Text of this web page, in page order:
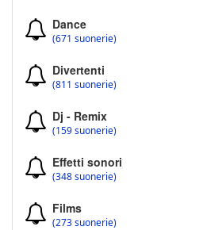
Dance
(671 suonerie)
Divertenti
(811 suonerie)
Dj - Remix
(159 suonerie)
Effetti sonori
(348 suonerie)
Films
(273 suonerie)